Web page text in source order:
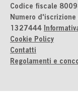
Codice fiscale
Numero d'iscrizione
1327444
Cookie Policy
Contatti
Regolamenti e